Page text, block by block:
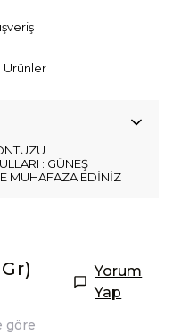
Ürünler
: GÜNEŞ
MUHAFAZA EDİNİZ
Yorum
Yap
göre